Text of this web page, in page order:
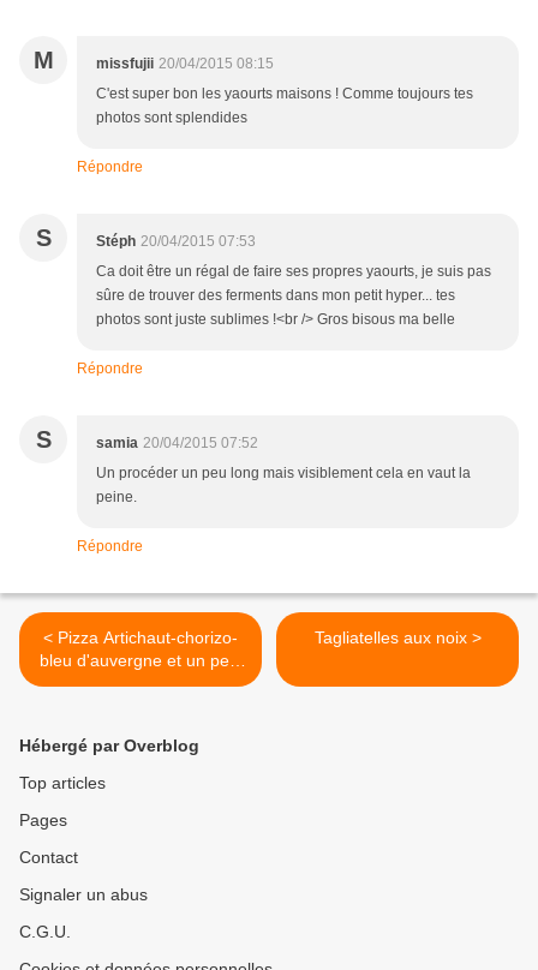
M missfujii 20/04/2015 08:15
C'est super bon les yaourts maisons ! Comme toujours tes
photos sont splendides
Répondre
S Stéph 20/04/2015 07:53
Ca doit être un régal de faire ses propres yaourts, je suis pas
sûre de trouver des ferments dans mon petit hyper... tes
photos sont juste sublimes !<br /> Gros bisous ma belle
Répondre
S samia 20/04/2015 07:52
Un procéder un peu long mais visiblement cela en vaut la
peine.
Répondre
< Pizza Artichaut-chorizo-
bleu d'auvergne et un petit
break
Tagliatelles aux noix >
Hébergé par Overblog
Top articles
Pages
Contact
Signaler un abus
C.G.U.